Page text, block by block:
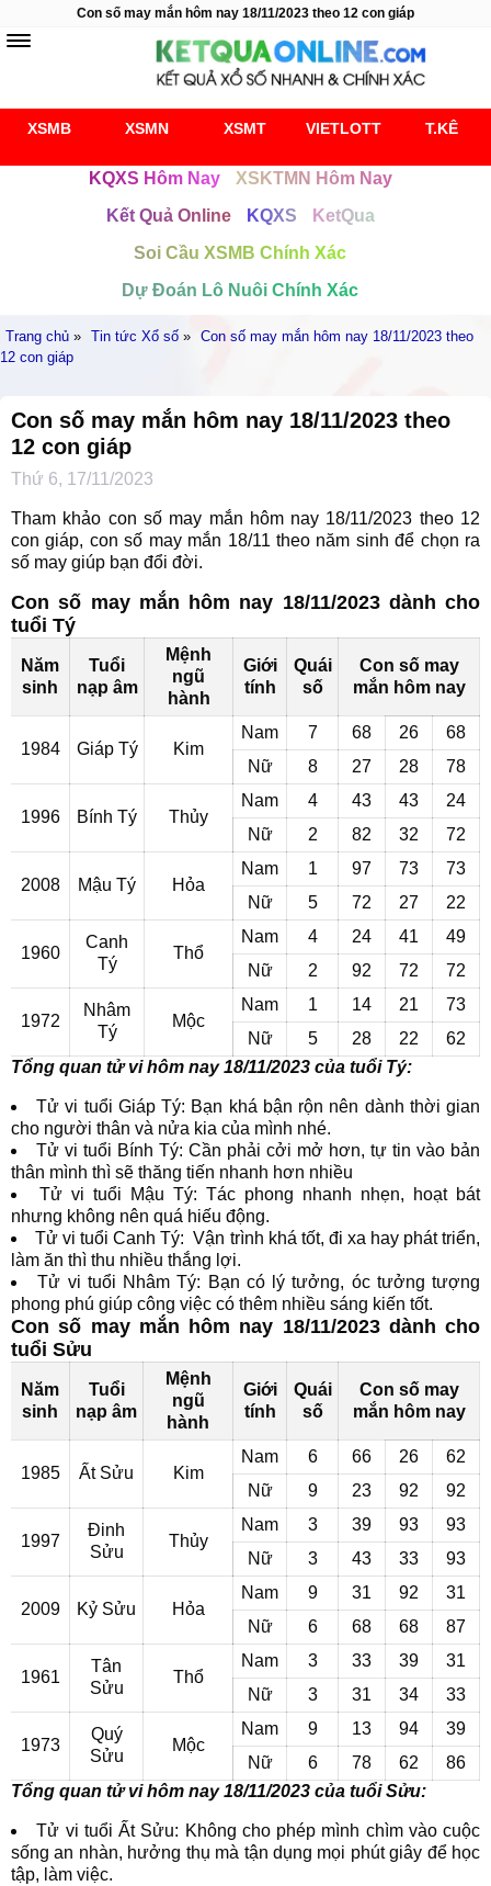
Con số may mắn hôm nay 18/11/2023 theo 12 con giáp
XSMB XSMN XSMT VIETLOTT T.KÊ
KQXS Hôm Nay
XSKTMN Hôm Nay
Kết Quả Online
KQXS
KetQua
Soi Cầu XSMB Chính Xác
Dự Đoán Lô Nuôi Chính Xác
Trang chủ » Tin tức Xổ số » Con số may mắn hôm nay 18/11/2023 theo
12 con giáp
Con số may mắn hôm nay 18/11/2023 theo
12 con giáp
Thứ 6, 17/11/2023
Tham khảo con số may mắn hôm nay 18/11/2023 theo 12
con giáp, con số may mắn 18/11 theo năm sinh để chọn ra
số may giúp bạn đổi đời.
Con số may mắn hôm nay 18/11/2023 dành cho
tuổi Tý
Năm
sinh
Tuổi
nạp âm
Mệnh
ngũ
hành
Giới
tính
Quái
số
Con số may
mắn hôm nay
1984 Giáp Tý Kim
Nam 7 68 26
68
Nữ
8 27 28 78
1996 Bính Tý Thủy
Nam 4 43 43
24
Nữ
2 82 32 72
2008 Mậu Tý Hỏa
Nam 1 97 73
73
Nữ
5 72 27 22
1960
Canh
Tý
Thổ
Nam 4 24 41
49
Nữ
2 92 72 72
1972
Nhâm
Tý
Mộc
Nam 1 14 21
73
Nữ
5 28 22
62
Tổng quan tử vi hôm nay 18/11/2023 của tuổi Tý:
Tử vi tuổi Giáp Tý: Bạn khá bận rộn nên dành thời gian
cho người thân và nửa kia của mình nhé.
Tử vi tuổi Bính Tý: Cần phải cởi mở hơn, tự tin vào bản
thân mình thì sẽ thăng tiến nhanh hơn nhiều
Tử vi tuổi Mậu Tý: Tác phong nhanh nhẹn, hoạt bát
nhưng không nên quá hiếu động.
Tử vi tuổi Canh Tý: Vận trình khá tốt, đi xa hay phát triển,
làm ăn thì thu nhiều thắng lợi.
Tử vi tuổi Nhâm Tý: Bạn có lý tưởng, óc tưởng tượng
phong phú giúp công việc có thêm nhiều sáng kiến tốt.
Con số may mắn hôm nay 18/11/2023 dành cho
tuổi Sửu
Năm
sinh
Tuổi
nạp âm
Mệnh
ngũ
hành
Giới
tính
Quái
số
Con số may
mắn hôm nay
1985 Ất Sửu Kim
Nam 6 66 26
62
Nữ
9 23 92 92
1997
Đinh
Sửu
Thủy
Nam 3 39 93
93
Nữ
3 43 33 93
2009 Kỷ Sửu Hỏa
Nam 9 31 92
31
Nữ
6 68 68 87
1961
Tân
Sửu
Thổ
Nam 3 33 39
31
Nữ
3 31 34 33
1973
Quý
Sửu
Mộc
Nam 9 13 94
39
Nữ
6 78 62
86
Tổng quan tử vi hôm nay 18/11/2023 của tuổi Sửu:
Tử vi tuổi Ất Sửu: Không cho phép mình chìm vào cuộc
sống an nhàn, hưởng thụ mà tận dụng mọi phút giây để học
tập, làm việc.